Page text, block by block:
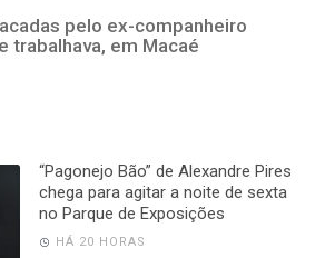
pelo ex-companheiro
trabalhava, em Macaé
“Pagonejo Bão” de Alexandre Pires
chega para agitar a noite de sexta
no Parque de Exposições
HÁ 20 HORAS